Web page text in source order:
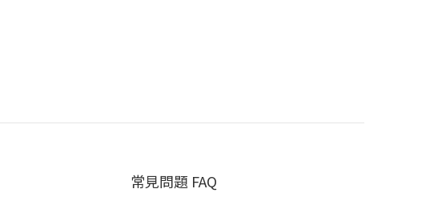
常見問題 FAQ